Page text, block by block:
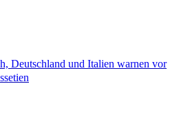
Deutschland und Italien warnen vor